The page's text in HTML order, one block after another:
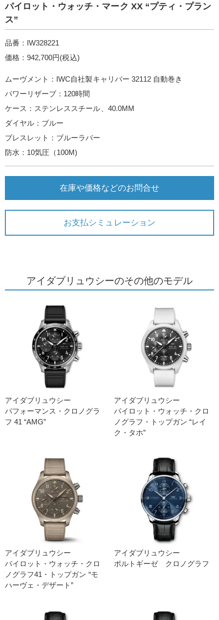
パイロット・ウォッチ・マーク XX “プティ・プラン
ス”
品番：IW328221
価格：942,700円(税込)
ムーヴメント：IWC自社製キャリバー 32112 自動巻き
パワーリザーブ：120時間
ケース：ステンレススチール、40.0MM
ダイヤル：ブルー
ブレスレット：ブルーラバー
防水：10気圧（100M)
在庫や価格などのお問合せ
お支払シミュレーション
アイダブリュウシーのその他のモデル
アイダブリュウシー
パフォーマンス・クロノグラ
フ 41 “AMG”
アイダブリュウシー
パイロット・ウォッチ・クロ
ノグラフ・トップガン “レイ
ク・タホ”
アイダブリュウシー
パイロット・ウォッチ・クロ
ノグラフ41・トップガン “モ
ハーヴェ・デザート”
アイダブリュウシー
ポルトギーゼ クロノグラフ